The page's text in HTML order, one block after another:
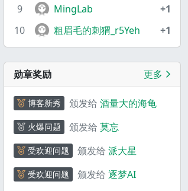
9
MingLab
+1
10
粗眉毛的刺猬_r5Yeh +1
勋章奖励 更多
博客新秀 颁发给 酒量大的海龟
火爆问题 颁发给 莫忘
受欢迎问题 颁发给 派大星
受欢迎问题 颁发给 逐梦AI